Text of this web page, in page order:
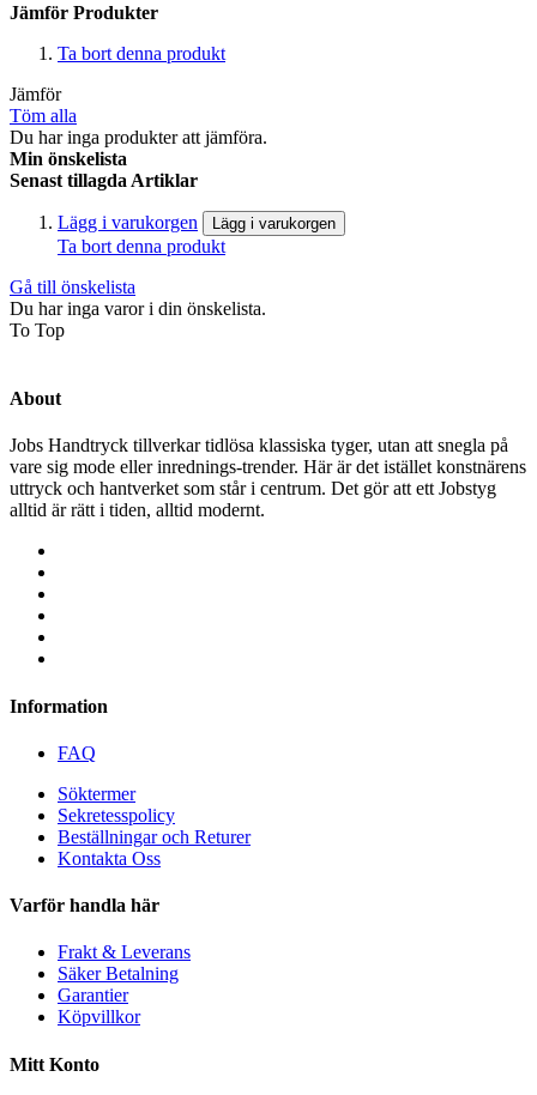
Jämför Produkter
Ta bort denna produkt
Jämför
Töm alla
Du har inga produkter att jämföra.
Min önskelista
Senast tillagda Artiklar
Lägg i varukorgen Lägg i varukorgen
Ta bort denna produkt
Gå till önskelista
Du har inga varor i din önskelista.
To Top
About
Jobs Handtryck tillverkar tidlösa klassiska tyger, utan att snegla på
vare sig mode eller inrednings-trender. Här är det istället konstnärens
uttryck och hantverket som står i centrum. Det gör att ett Jobstyg
alltid är rätt i tiden, alltid modernt.
Information
FAQ
Söktermer
Sekretesspolicy
Beställningar och Returer
Kontakta Oss
Varför handla här
Frakt & Leverans
Säker Betalning
Garantier
Köpvillkor
Mitt Konto